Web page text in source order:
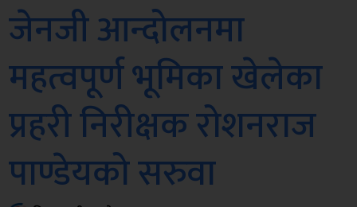
जेनजी आन्दोलनमा
महत्वपूर्ण भूमिका खेलेका
प्रहरी निरीक्षक रोशनराज
पाण्डेयको सरुवा